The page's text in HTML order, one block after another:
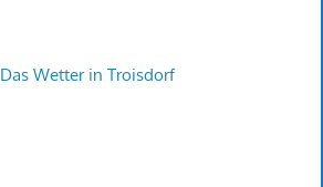
Das Wetter in Troisdorf